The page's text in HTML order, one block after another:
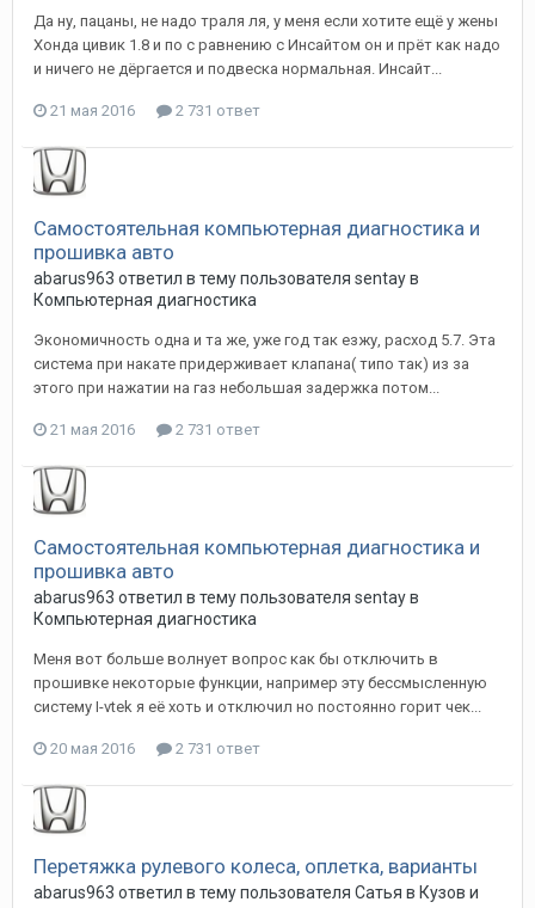
Да ну, пацаны, не надо траля ля, у меня если хотите ещё у жены
Хонда цивик 1.8 и по с равнению с Инсайтом он и прёт как надо
и ничего не дёргается и подвеска нормальная. Инсайт...
21 мая 2016 2 731 ответ
Самостоятельная компьютерная диагностика и
прошивка авто
abarus963 ответил в тему пользователя sentayв
Компьютерная диагностика
Экономичность одна и та же, уже год так езжу, расход 5.7. Эта
система при накате придерживает клапана( типо так) из за
этого при нажатии на газ небольшая задержка потом...
21 мая 2016 2 731 ответ
Самостоятельная компьютерная диагностика и
прошивка авто
abarus963 ответил в тему пользователя sentayв
Компьютерная диагностика
Меня вот больше волнует вопрос как бы отключить в
прошивке некоторые функции, например эту бессмысленную
систему I-vtek я её хоть и отключил но постоянно горит чек...
20 мая 2016 2 731 ответ
Перетяжка рулевого колеса, оплетка, варианты
abarus963 ответил в тему пользователя Сатья в Кузов и